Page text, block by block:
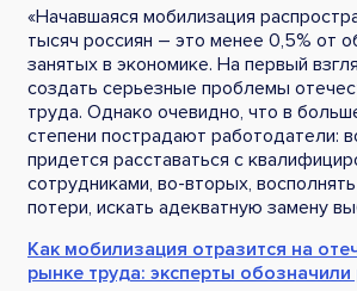
«Начавшаяся мобилизация
тысяч россиян – это менее 0,5% от
занятых в экономике. На первый
создать серьезные проблемы
труда. Однако очевидно, что в
степени пострадают работодатели:
придется расставаться с
сотрудниками, во-вторых,
потери, искать адекватную замену
Как мобилизация отразится на
рынке труда: эксперты обозначили